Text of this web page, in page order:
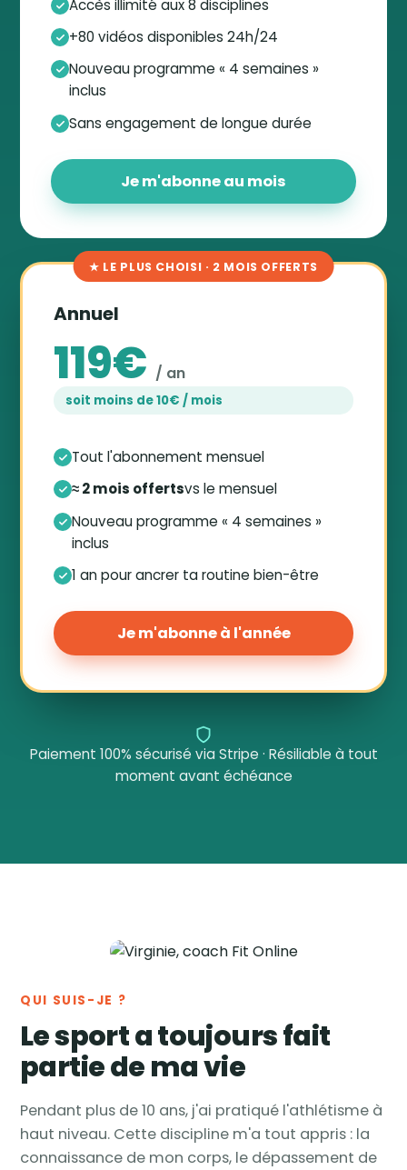
Accès illimité aux 8 disciplines
+80 vidéos disponibles 24h/24
Nouveau programme « 4 semaines »
inclus
Sans engagement de longue durée
Je m'abonne au mois
★ LE PLUS CHOISI · 2 MOIS OFFERTS
Annuel
119€ / an
soit moins de 10€ / mois
Tout l'abonnement mensuel
≈ 2 mois offertsvs le mensuel
Nouveau programme « 4 semaines »
inclus
1 an pour ancrer ta routine bien-être
Je m'abonne à l'année
Paiement 100% sécurisé via Stripe · Résiliable à tout
moment avant échéance
QUI SUIS-JE ?
Le sport a toujours fait
partie de ma vie
Pendant plus de 10 ans, j'ai pratiqué l'athlétisme à
haut niveau. Cette discipline m'a tout appris : la
connaissance de mon corps, le dépassement de